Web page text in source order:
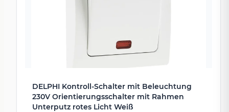
DELPHI Kontroll-Schalter mit Beleuchtung
230V Orientierungsschalter mit Rahmen
Unterputz rotes Licht Weiß